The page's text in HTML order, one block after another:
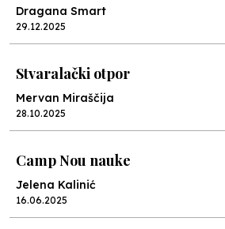
Dragana Smart
29.12.2025
Stvaralački otpor
Mervan Miraščija
28.10.2025
Camp Nou nauke
Jelena Kalinić
16.06.2025